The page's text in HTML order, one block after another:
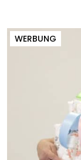
WERBUNG